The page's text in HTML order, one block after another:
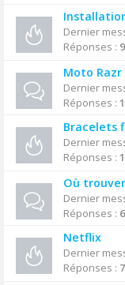
Dernier
Réponses :
Moto Razr
Dernier
Réponses : 1
Bracelets
Dernier
Réponses :
Où
Dernier
Réponses : 6
Netflix
Dernier
Réponses :